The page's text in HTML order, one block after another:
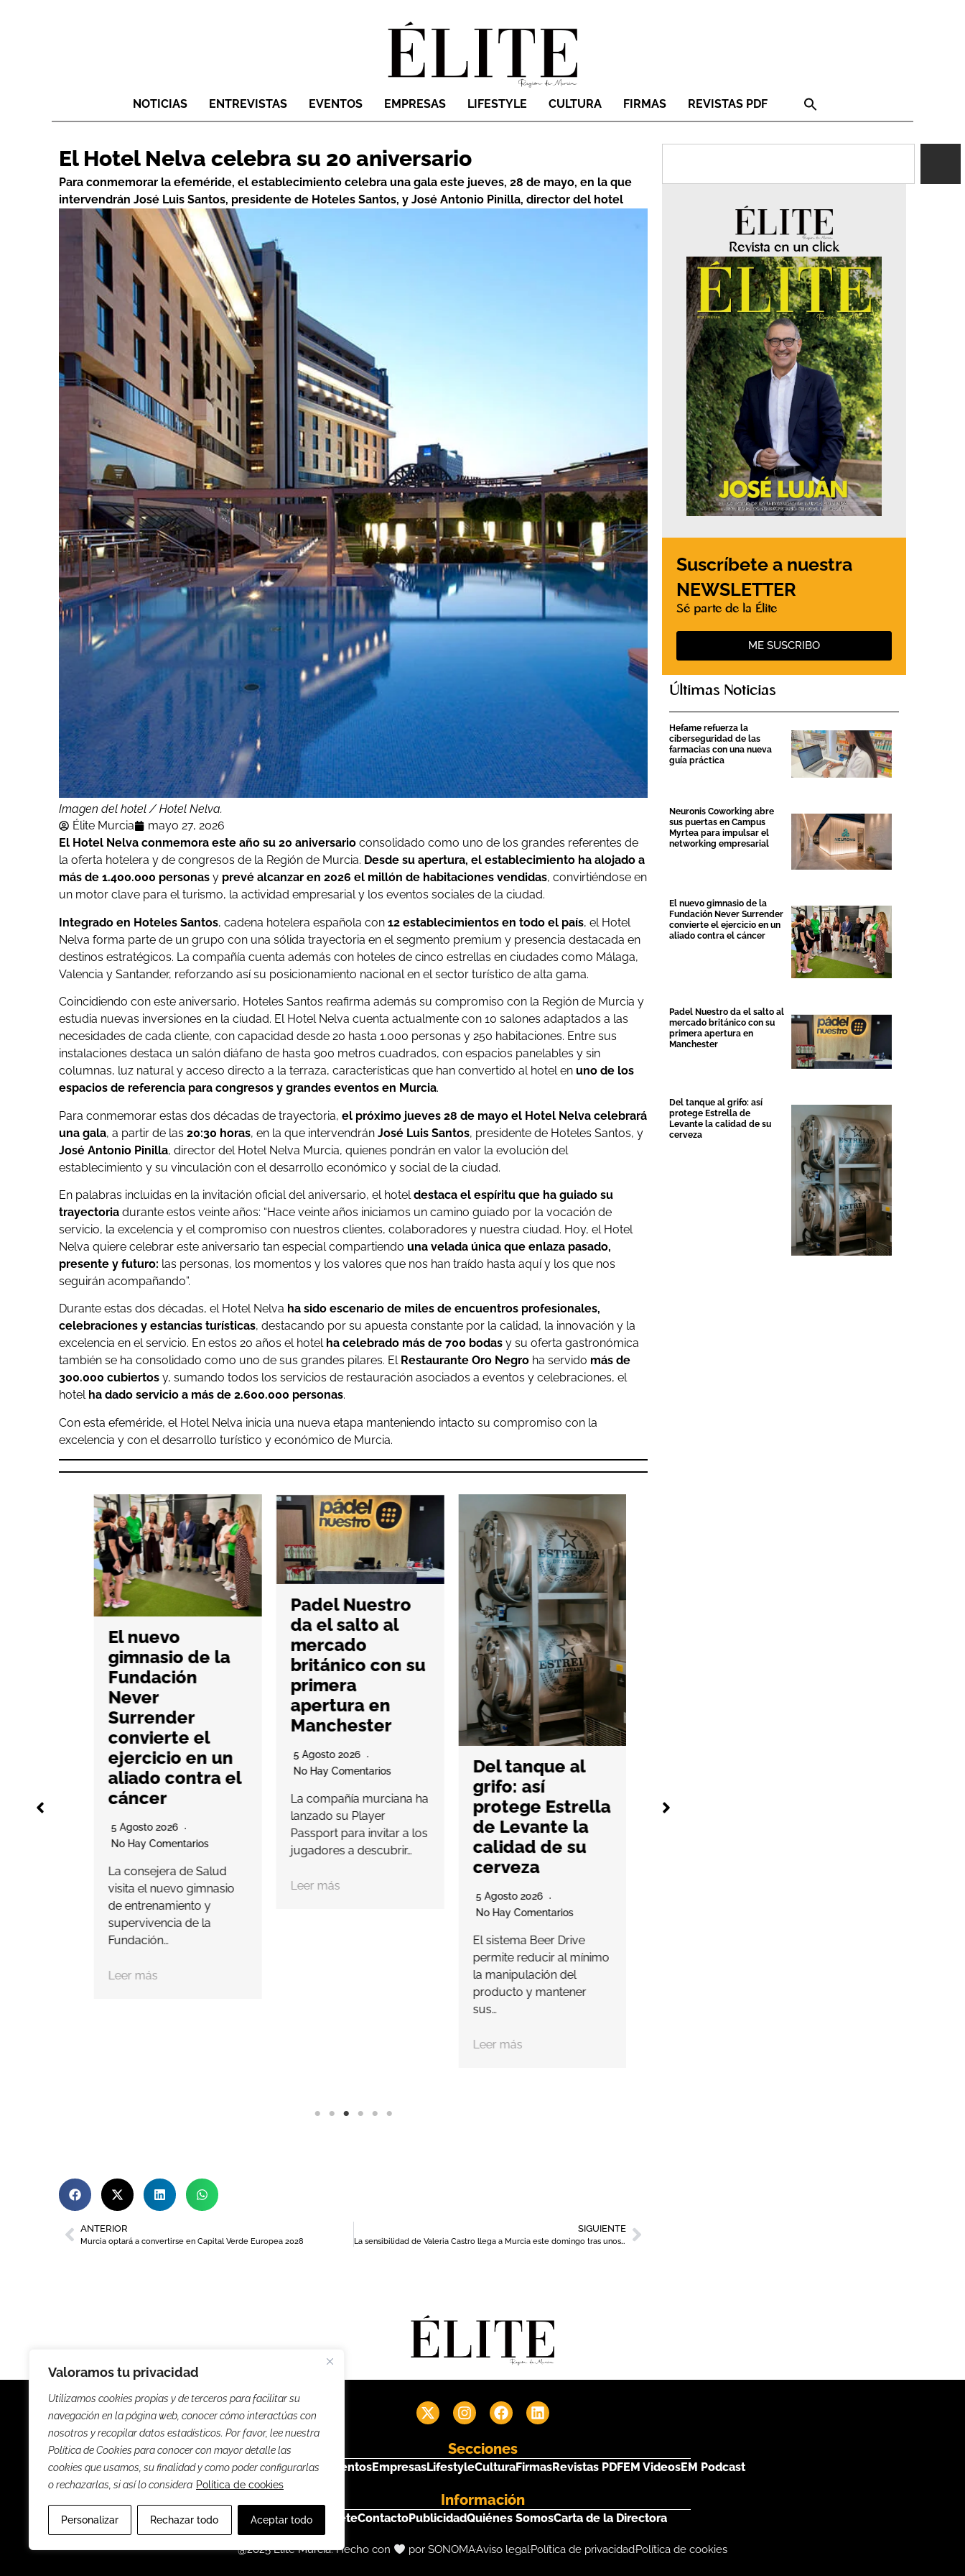
Valoramos tu privacidad
Utilizamos cookies propias y de terceros para facilitar su
navegación en la página web, conocer cómo interactúas con
nosotros y recopilar datos estadísticos. Por favor, lee nuestra
Política de Cookies para conocer con mayor detalle las
cookies que usamos, su finalidad y como poder configurarlas
o rechazarlas, si así lo considera Política de cookies
Personalizar Rechazar todo Aceptar todo
NOTICIAS ENTREVISTAS EVENTOS EMPRESAS LIFESTYLE CULTURA FIRMAS REVISTAS PDF
El Hotel Nelva celebra su 20 aniversario
Para conmemorar la efeméride, el establecimiento celebra una gala este jueves, 28 de mayo, en la que
intervendrán José Luis Santos, presidente de Hoteles Santos, y José Antonio Pinilla, director del hotel
Imagen del hotel / Hotel Nelva.
Élite Murcia
mayo 27, 2026
El Hotel Nelva conmemora este año su 20 aniversario consolidado como uno de los grandes referentes de
la oferta hotelera y de congresos de la Región de Murcia. Desde su apertura, el establecimiento ha alojado a
más de 1.400.000 personas y prevé alcanzar en 2026 el millón de habitaciones vendidas, convirtiéndose en
un motor clave para el turismo, la actividad empresarial y los eventos sociales de la ciudad.
Integrado en Hoteles Santos, cadena hotelera española con 12 establecimientos en todo el país, el Hotel
Nelva forma parte de un grupo con una sólida trayectoria en el segmento premium y presencia destacada en
destinos estratégicos. La compañía cuenta además con hoteles de cinco estrellas en ciudades como Málaga,
Valencia y Santander, reforzando así su posicionamiento nacional en el sector turístico de alta gama.
Coincidiendo con este aniversario, Hoteles Santos reafirma además su compromiso con la Región de Murcia y
estudia nuevas inversiones en la ciudad. El Hotel Nelva cuenta actualmente con 10 salones adaptados a las
necesidades de cada cliente, con capacidad desde 20 hasta 1.000 personas y 250 habitaciones. Entre sus
instalaciones destaca un salón diáfano de hasta 900 metros cuadrados, con espacios panelables y sin
columnas, luz natural y acceso directo a la terraza, características que han convertido al hotel en uno de los
espacios de referencia para congresos y grandes eventos en Murcia.
Para conmemorar estas dos décadas de trayectoria, el próximo jueves 28 de mayo el Hotel Nelva celebrará
una gala, a partir de las 20:30 horas, en la que intervendrán José Luis Santos, presidente de Hoteles Santos, y
José Antonio Pinilla, director del Hotel Nelva Murcia, quienes pondrán en valor la evolución del
establecimiento y su vinculación con el desarrollo económico y social de la ciudad.
En palabras incluidas en la invitación oficial del aniversario, el hoteldestaca el espíritu que ha guiado su
trayectoria durante estos veinte años: “Hace veinte años iniciamos un camino guiado por la vocación de
servicio, la excelencia y el compromiso con nuestros clientes, colaboradores y nuestra ciudad. Hoy, el Hotel
Nelva quiere celebrar este aniversario tan especial compartiendo una velada única que enlaza pasado,
presente y futuro: las personas, los momentos y los valores que nos han traído hasta aquí y los que nos
seguirán acompañando”.
Durante estas dos décadas, el Hotel Nelva ha sido escenario de miles de encuentros profesionales,
celebraciones y estancias turísticas, destacando por su apuesta constante por la calidad, la innovación y la
excelencia en el servicio. En estos 20 años el hotel ha celebrado más de 700 bodas y su oferta gastronómica
también se ha consolidado como uno de sus grandes pilares. El Restaurante Oro Negro ha servido más de
300.000 cubiertos y, sumando todos los servicios de restauración asociados a eventos y celebraciones, el
hotel ha dado servicio a más de 2.600.000 personas.
Con esta efeméride, el Hotel Nelva inicia una nueva etapa manteniendo intacto su compromiso con la
excelencia y con el desarrollo turístico y económico de Murcia.
El nuevo
gimnasio de la
Fundación
Never
Surrender
convierte el
ejercicio en un
aliado contra el
cáncer
5 Agosto 2026
No Hay Comentarios
La consejera de Salud
visita el nuevo gimnasio
de entrenamiento y
supervivencia de la
Fundación…
Leer más
Padel Nuestro
da el salto al
mercado
británico con su
primera
apertura en
Manchester
5 Agosto 2026
No Hay Comentarios
La compañía murciana ha
lanzado su Player
Passport para invitar a los
jugadores a descubrir…
Leer más
Del tanque al
grifo: así
protege Estrella
de Levante la
calidad de su
cerveza
5 Agosto 2026
No Hay Comentarios
El sistema Beer Drive
permite reducir al mínimo
la manipulación del
producto y mantener
sus…
Leer más
proyecto en Punta Cana,…
ANTERIOR
Murcia optará a convertirse en Capital Verde Europea 2028
SIGUIENTE
La sensibilidad de Valeria Castro llega a Murcia este domingo tras unos meses de descanso
Revista en un click
Suscríbete a nuestra
NEWSLETTER
Sé parte de la Élite
ME SUSCRIBO
Últimas Noticias
Hefame refuerza la
ciberseguridad de las
farmacias con una nueva
guía práctica
Neuronis Coworking abre
sus puertas en Campus
Myrtea para impulsar el
networking empresarial
El nuevo gimnasio de la
Fundación Never Surrender
convierte el ejercicio en un
aliado contra el cáncer
Padel Nuestro da el salto al
mercado británico con su
primera apertura en
Manchester
Del tanque al grifo: así
protege Estrella de
Levante la calidad de su
cerveza
Secciones
NoticiasEntrevistas EventosEmpresasLifestyleCulturaFirmasRevistas PDFEM VideosEM Podcast
Información
SuscríbeteContactoPublicidadQuiénes SomosCarta de la Directora
@2025 Élite Murcia. Hecho con por SONOMAAviso legalPolítica de privacidadPolítica de cookies